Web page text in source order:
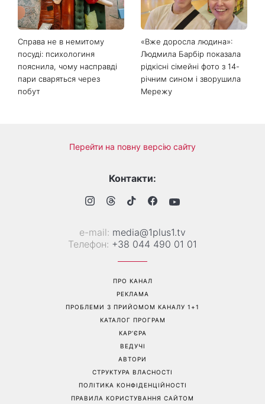
чому цього дня варто
зробити добру справу
посуді: психологиня
пояснила, чому насправді
Людмила Барбір показала
рідкісні сімейні фото з 14-
річним сином і зворушила
Мережу